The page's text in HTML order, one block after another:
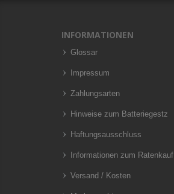
INFORMATIONEN
Glossar
Impressum
Zahlungsarten
Hinweise zum Batteriegestz
Haftungsausschluss
Informationen zum Ratenkauf
Versand / Kosten